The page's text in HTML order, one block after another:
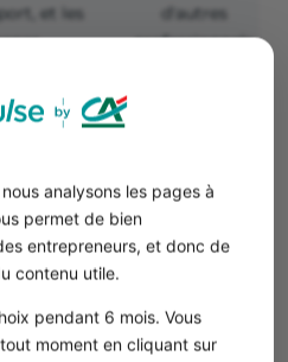
analysons les pages à
permet de bien
entrepreneurs, et donc de
contenu utile.
pendant 6 mois. Vous
moment en cliquant sur
et les
et
:
de
de
d'autres
professionnels
de travail
favorisant la
offres souvent
modulables